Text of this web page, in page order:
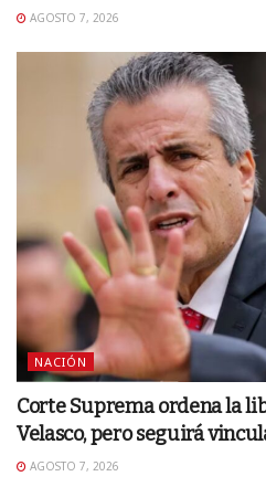
AGOSTO 7, 2026
NACIÓN
Corte Suprema ordena la
Velasco, pero seguirá
AGOSTO 7, 2026